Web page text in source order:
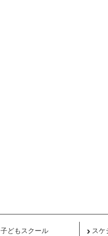
子どもスクール スケ